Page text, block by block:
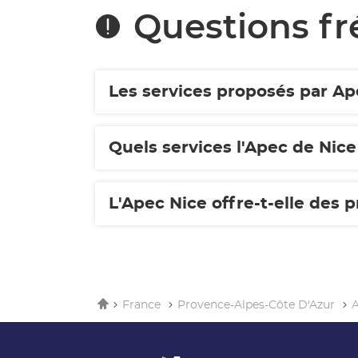
nouvelle
fenêtre)Questions
Les services proposés par
Quels services l'Apec de
L'Apec Nice offre-t-elle des
AccueilFrance Provence-Alpes-Côte D'Azur